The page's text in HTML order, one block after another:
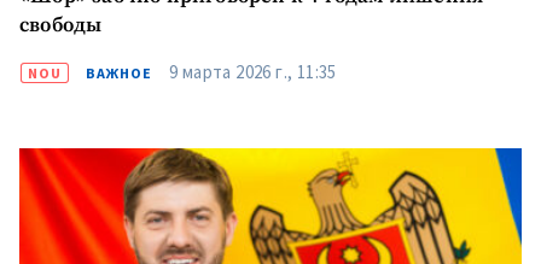
свободы
NOU ВАЖНОЕ 9 марта 2026 г., 11:35